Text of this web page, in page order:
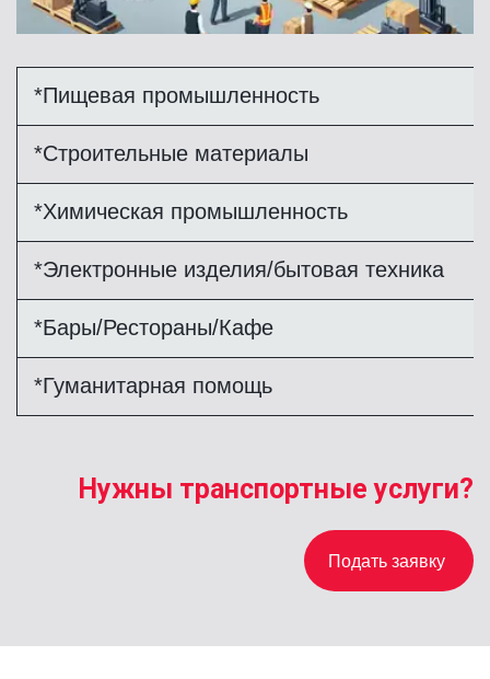
*Пищевая промышленность
*Строительные материалы
*Химическая промышленность
*Электронные изделия/бытовая техника
*Бары/Рестораны/Кафе
*Гуманитарная помощь
Нужны транспортные услуги?
Подать заявку